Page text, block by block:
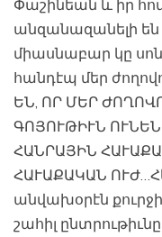
Փաշինեան և իր
անզանազանելի են
միասնաբար կը
հանդէպ մեր
ԵՆ, ՈՐ ՄԵՐ
ԳՈՅՈՒԹԻՒՆ
ՀԱՆՐԱՅԻՆ
ՀԱՒԱՔԱԿԱՆ
անվախօրէն
շահիլ